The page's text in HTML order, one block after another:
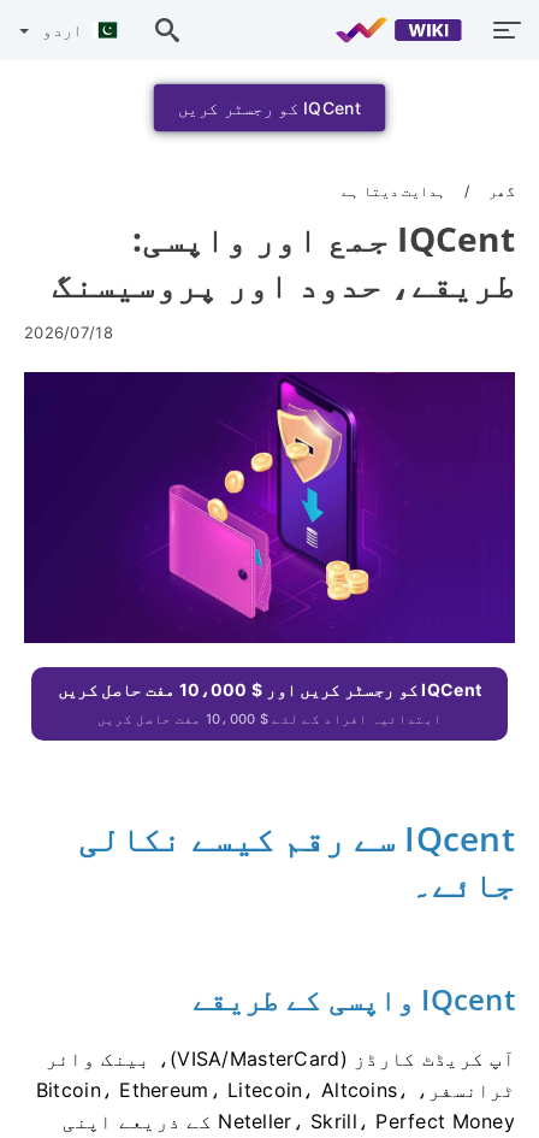
اردو
IQCent کو رجسٹر کریں
گھر ہدایت دیتا ہے
IQCent جمع اور واپسی:
طریقے، حدود اور پروسیسنگ
2026/07/18
IQCent کو رجسٹر کریں اور $ 10،000 مفت حاصل کریں
ابتدائیہ افراد کے لئے $ 10،000 مفت حاصل کریں
IQcent سے رقم کیسے نکالی
جائے۔
IQcent واپسی کے طریقے
آپ کریڈٹ کارڈز (VISA/MasterCard)، بینک وائر
ٹرانسفر، Bitcoin، Ethereum، Litecoin، Altcoins،
Neteller، Skrill، Perfect Money کے ذریعے اپنی